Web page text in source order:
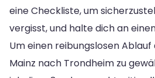
eine Checkliste, um
vergisst, und halte dich an
Um einen reibungslosen Ablauf
Mainz nach Trondheim zu